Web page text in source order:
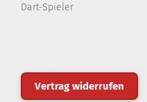
Dart-Spieler
Vertrag widerrufen